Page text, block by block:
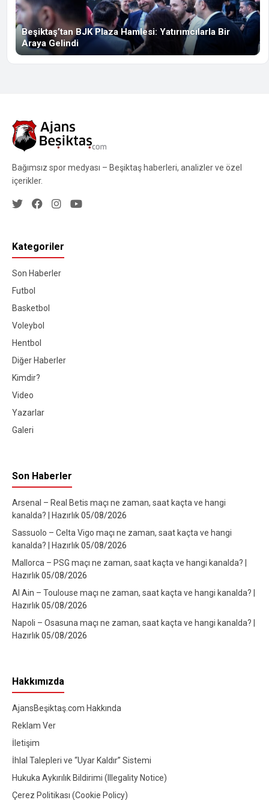
Beşiktaş’tan BJK Plaza Hamlesi: Yatırımcılarla Bir
Araya Gelindi
Bağımsız spor medyası – Beşiktaş haberleri, analizler ve özel
içerikler.
Kategoriler
Son Haberler
Futbol
Basketbol
Voleybol
Hentbol
Diğer Haberler
Kimdir?
Video
Yazarlar
Galeri
Son Haberler
Arsenal – Real Betis maçı ne zaman, saat kaçta ve hangi
kanalda? | Hazırlık05/08/2026
Sassuolo – Celta Vigo maçı ne zaman, saat kaçta ve hangi
kanalda? | Hazırlık05/08/2026
Mallorca – PSG maçı ne zaman, saat kaçta ve hangi kanalda? |
Hazırlık05/08/2026
Al Ain – Toulouse maçı ne zaman, saat kaçta ve hangi kanalda? |
Hazırlık05/08/2026
Napoli – Osasuna maçı ne zaman, saat kaçta ve hangi kanalda? |
Hazırlık05/08/2026
Hakkımızda
AjansBeşiktaş.com Hakkında
Reklam Ver
İletişim
İhlal Talepleri ve “Uyar Kaldır” Sistemi
Hukuka Aykırılık Bildirimi (Illegality Notice)
Çerez Politikası (Cookie Policy)